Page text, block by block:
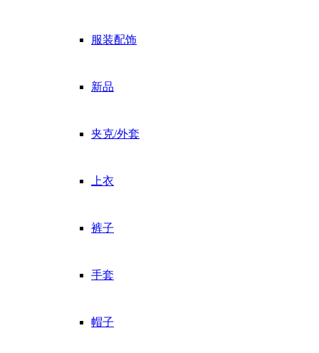
服装配饰
新品
夹克/外套
上衣
裤子
手套
帽子